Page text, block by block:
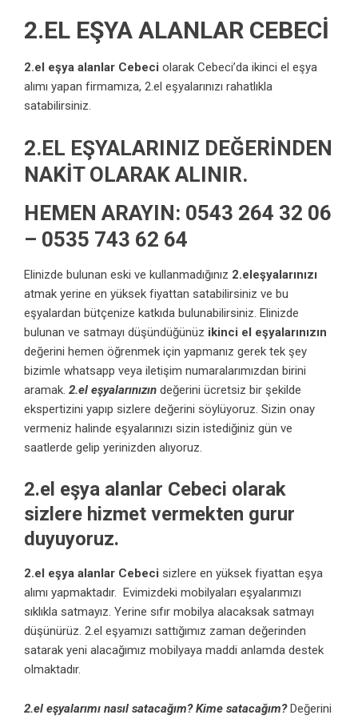
2.EL EŞYA ALANLAR CEBECİ
2.el eşya alanlar Cebeci olarak Cebeci’da ikinci el eşya
alımı yapan firmamıza, 2.el eşyalarınızı rahatlıkla
satabilirsiniz.
2.EL EŞYALARINIZ DEĞERİNDEN
NAKİT OLARAK ALINIR.
HEMEN ARAYIN: 0543 264 32 06
– 0535 743 62 64
Elinizde bulunan eski ve kullanmadığınız 2.eleşyalarınızı
atmak yerine en yüksek fiyattan satabilirsiniz ve bu
eşyalardan bütçenize katkıda bulunabilirsiniz. Elinizde
bulunan ve satmayı düşündüğünüz ikinci el eşyalarınızın
değerini hemen öğrenmek için yapmanız gerek tek şey
bizimle whatsapp veya iletişim numaralarımızdan birini
aramak. 2.el eşyalarınızın değerini ücretsiz bir şekilde
ekspertizini yapıp sizlere değerini söylüyoruz. Sizin onay
vermeniz halinde eşyalarınızı sizin istediğiniz gün ve
saatlerde gelip yerinizden alıyoruz.
2.el eşya alanlar Cebeci olarak
sizlere hizmet vermekten gurur
duyuyoruz.
2.el eşya alanlar Cebeci sizlere en yüksek fiyattan eşya
alımı yapmaktadır. Evimizdeki mobilyaları eşyalarımızı
sıklıkla satmayız. Yerine sıfır mobilya alacaksak satmayı
düşünürüz. 2.el eşyamızı sattığımız zaman değerinden
satarak yeni alacağımız mobilyaya maddi anlamda destek
olmaktadır.
2.el eşyalarımı nasıl satacağım? Kime satacağım?Değerini